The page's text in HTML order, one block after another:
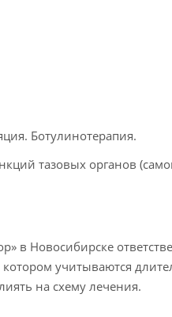
Ботулинотерапия.
тазовых органов
в Новосибирске
учитываются
на схему лечения.